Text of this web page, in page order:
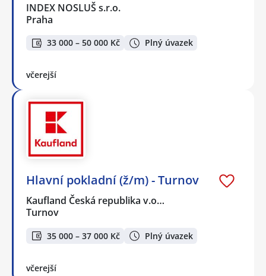
INDEX NOSLUŠ s.r.o.
Praha
33 000 – 50 000 Kč Plný úvazek
včerejší
Hlavní pokladní (ž/m) - Turnov
Kaufland Česká republika v.o…
Turnov
35 000 – 37 000 Kč Plný úvazek
včerejší